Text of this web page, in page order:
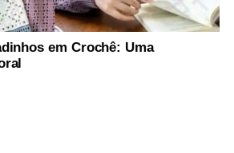
em Crochê: Uma